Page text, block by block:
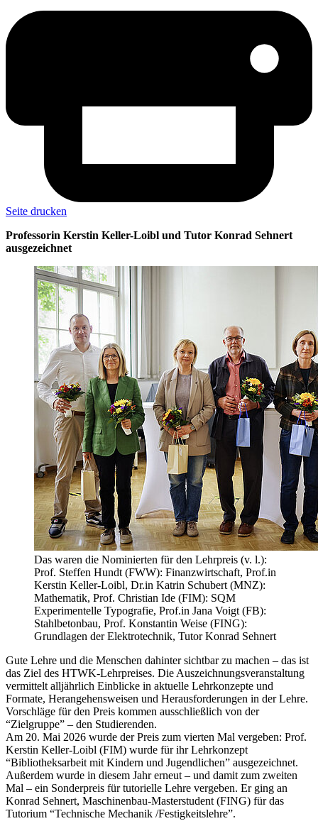
Seite drucken
Professorin Kerstin Keller-Loibl und Tutor Konrad Sehnert
ausgezeichnet
Das waren die Nominierten für den Lehrpreis (v. l.):
Prof. Steffen Hundt (FWW): Finanzwirtschaft, Prof.in
Kerstin Keller-Loibl, Dr.in Katrin Schubert (MNZ):
Mathematik, Prof. Christian Ide (FIM): SQM
Experimentelle Typografie, Prof.in Jana Voigt (FB):
Stahlbetonbau, Prof. Konstantin Weise (FING):
Grundlagen der Elektrotechnik, Tutor Konrad Sehnert
Gute Lehre und die Menschen dahinter sichtbar zu machen – das ist
das Ziel des HTWK-Lehrpreises. Die Auszeichnungsveranstaltung
vermittelt alljährlich Einblicke in aktuelle Lehrkonzepte und
Formate, Herangehensweisen und Herausforderungen in der Lehre.
Vorschläge für den Preis kommen ausschließlich von der
“Zielgruppe” – den Studierenden.
Am 20. Mai 2026 wurde der Preis zum vierten Mal vergeben: Prof.
Kerstin Keller-Loibl (FIM) wurde für ihr Lehrkonzept
“Bibliotheksarbeit mit Kindern und Jugendlichen” ausgezeichnet.
Außerdem wurde in diesem Jahr erneut – und damit zum zweiten
Mal – ein Sonderpreis für tutorielle Lehre vergeben. Er ging an
Konrad Sehnert, Maschinenbau-Masterstudent (FING) für das
Tutorium “Technische Mechanik /Festigkeitslehre”.